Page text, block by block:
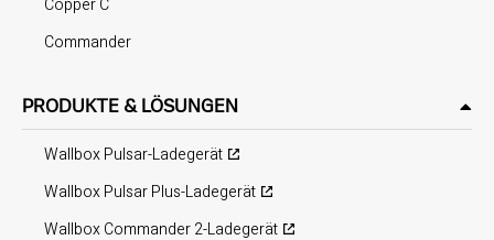
Copper C
Commander
PRODUKTE & LÖSUNGEN
Wallbox Pulsar-Ladegerät
Wallbox Pulsar Plus-Ladegerät
Wallbox Commander 2-Ladegerät